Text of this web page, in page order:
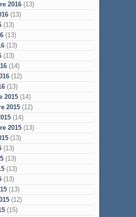
2016(13)
(13)
(13)
(13)
(13)
(13)
(14)
(12)
(13)
2015(14)
2015(12)
(14)
2015(13)
(13)
(13)
(13)
(13)
(13)
(13)
(12)
(15)